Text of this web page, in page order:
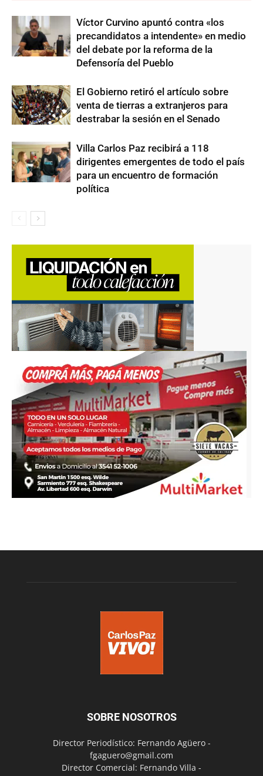
Víctor Curvino apuntó contra «los
precandidatos a intendente» en medio
del debate por la reforma de la
Defensoría del Pueblo
El Gobierno retiró el artículo sobre
venta de tierras a extranjeros para
destrabar la sesión en el Senado
Villa Carlos Paz recibirá a 118
dirigentes emergentes de todo el país
para un encuentro de formación
política
SOBRE NOSOTROS
Director Periodístico: Fernando Agüero -
fgaguero@gmail.com
Director Comercial: Fernando Villa -